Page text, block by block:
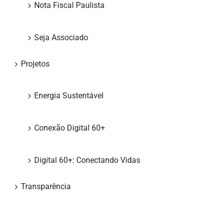
Nota Fiscal Paulista
Seja Associado
Projetos
Energia Sustentável
Conexão Digital 60+
Digital 60+: Conectando Vidas
Transparência